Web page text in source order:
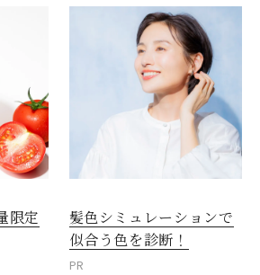
限定
髪色シミュレーションで
似合う色を診断！
PR